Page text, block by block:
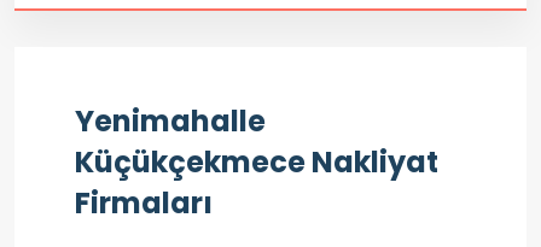
Yenimahalle
Küçükçekmece Nakliyat
Firmaları